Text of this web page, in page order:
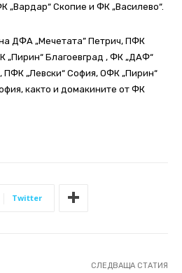
„Вардар“ Скопие и ФК „Василево“.
ДФА „Мечетата” Петрич, ПФК
„Пирин“ Благоевград , ФК „ДАФ“
„Левски“ София, ОФК „Пирин“
както и домакините от ФК
Twitter
СЛЕДВАЩА СТАТИЯ